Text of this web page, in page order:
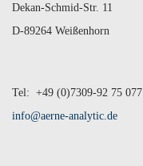
Dekan-Schmid-Str. 11
D-89264 Weißenhorn
Tel: +49 (0)7309-92 75 077
info@aerne-analytic.de